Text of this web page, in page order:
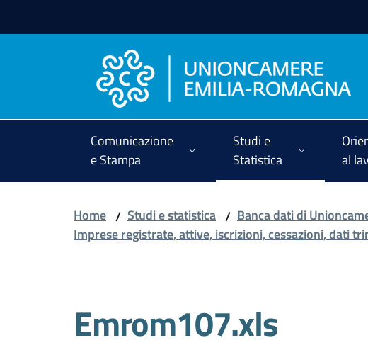
Comunicazione
e Stampa
Studi e
Statistica
al
Home / Studi e statistica / Banca dati di
Imprese registrate, attive, iscrizioni, cessazioni, dati
Emrom107.xls